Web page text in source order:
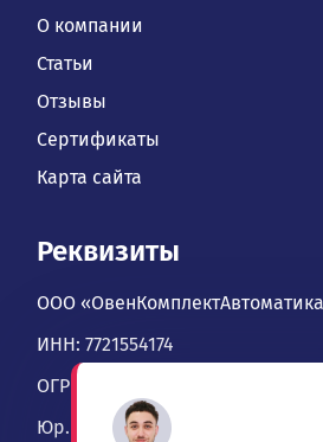
О компании
Статьи
Отзывы
Сертификаты
Карта сайта
Реквизиты
ООО
ИНН: 7721554174
ОГРН: 1067746534900
Юр. адрес: 109428, Москва,